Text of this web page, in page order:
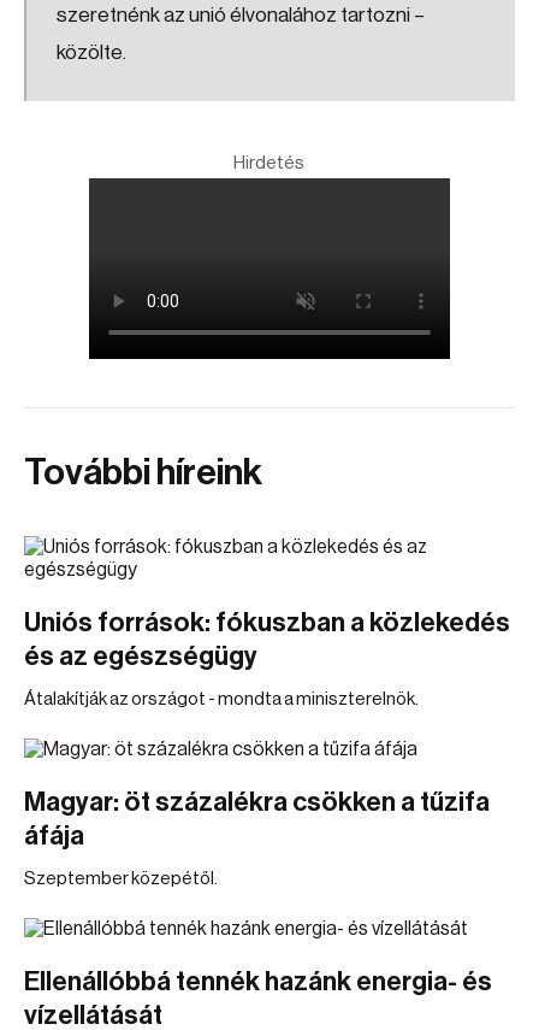
szeretnénk az unió élvonalához tartozni –
közölte.
Hirdetés
További híreink
Uniós források: fókuszban a közlekedés
és az egészségügy
Átalakítják az országot - mondta a miniszterelnök.
Magyar: öt százalékra csökken a tűzifa
áfája
Szeptember közepétől.
Ellenállóbbá tennék hazánk energia- és
vízellátását